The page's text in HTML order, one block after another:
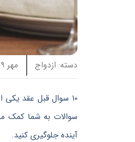
دسته: ازدواج مهر ۹, ۱۴۰۴
۱۰ سوال قبل عقد یکی از مهم‌ترین مواردی است که هر زوج باید قبل از
سوالات به شما کمک
آینده جلوگیری کنید.